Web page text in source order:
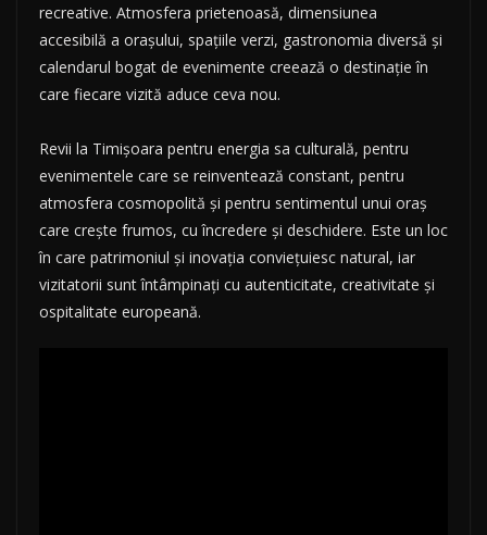
recreative. Atmosfera prietenoasă, dimensiunea
accesibilă a orașului, spațiile verzi, gastronomia diversă și
calendarul bogat de evenimente creează o destinație în
care fiecare vizită aduce ceva nou.
Revii la Timișoara pentru energia sa culturală, pentru
evenimentele care se reinventează constant, pentru
atmosfera cosmopolită și pentru sentimentul unui oraș
care crește frumos, cu încredere și deschidere. Este un loc
în care patrimoniul și inovația conviețuiesc natural, iar
vizitatorii sunt întâmpinați cu autenticitate, creativitate și
ospitalitate europeană.